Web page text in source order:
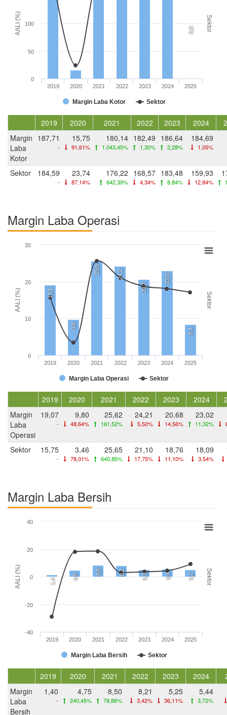
AALI (%) Sektor
0,0
Margin Laba Kotor Sektor
2019 2020 2021 2022 2023 2024 2025
0
50
100
2019 2020 2021 2022 2023 2024
Margin
Laba
Kotor
187,71
-
15,75
91,61%
180,14
1.043,45%
182,49
1,30%
186,64
2,28%
184,69
1,05%
Sektor 184,59
-
23,74
87,14%
176,22
642,39%
168,57
4,34%
183,48
8,84%
159,93
12,84%
Margin Laba Operasi
AALI (%) Sektor
19,1
9,8
25,6
24,2
20,7
23,0
8,4
Margin Laba Operasi Sektor
2019 2020 2021 2022 2023 2024 2025
0
10
20
30
2019 2020 2021 2022 2023 2024
Margin
Laba
Operasi
19,07
-
9,80
48,64%
25,62
161,52%
24,21
5,50%
20,68
14,56%
23,02
11,32%
Sektor 15,75
-
3,46
78,01%
25,65
640,85%
21,10
17,75%
18,76
11,10%
18,09
3,54%
Margin Laba Bersih
AALI (%) Sektor
1,4
4,8
8,5 8,2
5,3 5,4 5,2
Margin Laba Bersih Sektor
2019 2020 2021 2022 2023 2024 2025
-40
-20
0
20
40
2019 2020 2021 2022 2023 2024
Margin
Laba
Bersih
1,40
-
4,75
240,45%
8,50
78,86%
8,21
3,42%
5,25
36,11%
5,44
3,72%